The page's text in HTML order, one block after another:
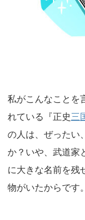
私がこんなことを
れている『正史三
の人は、ぜったい
か？いや、武道家
に大きな名前を残
物がいたからです。